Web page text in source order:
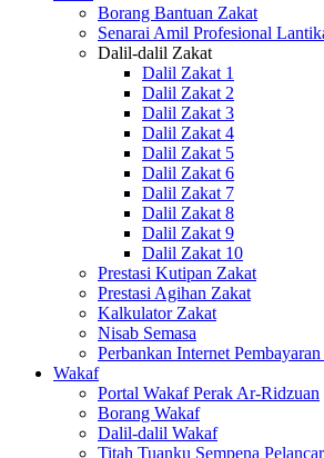
Borang Bantuan Zakat
Senarai Amil Profesional
Dalil-dalil Zakat
Dalil Zakat 1
Dalil Zakat 2
Dalil Zakat 3
Dalil Zakat 4
Dalil Zakat 5
Dalil Zakat 6
Dalil Zakat 7
Dalil Zakat 8
Dalil Zakat 9
Dalil Zakat 10
Prestasi Kutipan Zakat
Prestasi Agihan Zakat
Kalkulator Zakat
Nisab Semasa
Perbankan Internet
Wakaf
Portal Wakaf Perak Ar-Ridzuan
Borang Wakaf
Dalil-dalil Wakaf
Titah Tuanku Sempena